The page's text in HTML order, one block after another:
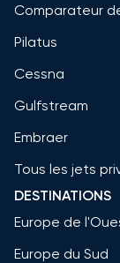
Comparateur
Pilatus
Cessna
Gulfstream
Embraer
Tous les jets
DESTINATIONS
Europe de
Europe du Sud